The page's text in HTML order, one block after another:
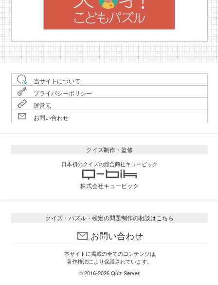
当サイトについて
プライバシーポリシー
運営元
お問い合わせ
クイズ制作・監修
日本初のクイズの総合商社キュービック
株式会社キュービック
クイズ・パズル・検定の問題制作の相談はこちら
お問い合わせ
本サイトに掲載の全てのコンテンツは
著作権法により保護されています。
© 2016-2026Quiz Server.